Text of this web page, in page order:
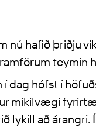
nú hafið þriðju
teymin
í dag hófst í
mikilvægi
lykill að árangri.